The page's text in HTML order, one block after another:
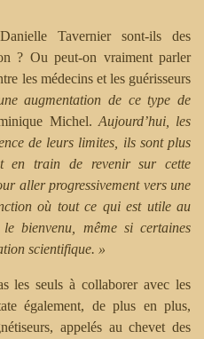
Tavernier sont-ils des
? Ou peut-on vraiment parler
les médecins et les guérisseurs
augmentation de ce type de
Michel. Aujourd’hui, les
de leurs limites, ils sont plus
en train de revenir sur cette
aller progressivement vers une
où tout ce qui est utile au
bienvenu, même si certaines
scientifique. »
les seuls à collaborer avec les
également, de plus en plus,
appelés au chevet des